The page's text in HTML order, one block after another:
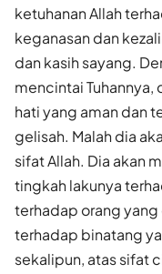
ketuhanan Allah
keganasan dan
dan kasih sayang.
mencintai
hati yang aman dan
gelisah. Malah dia
sifat Allah. Dia akan
tingkah lakunya
terhadap orang
terhadap binatang
sekalipun, atas sifat